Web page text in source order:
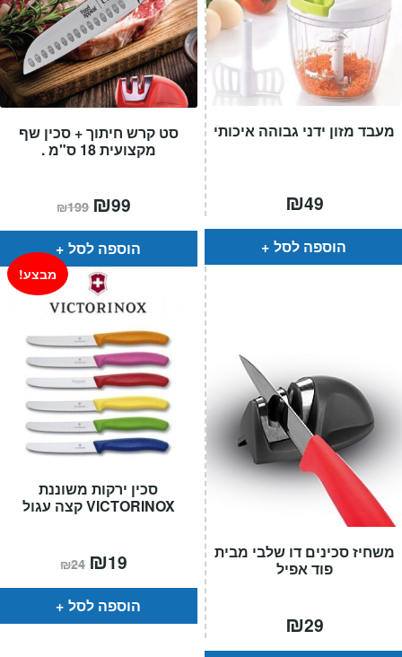
סט קרש חיתוך + סכין שף
מקצועית 18 ס"מ .
₪199 המחיר
המקורי
היה:
₪199.
₪99
הוא:
הוספה לסל
מעבד מזון ידני גבוהה איכותי
₪49
הוספה לסל
סכין ירקות משוננת
VICTORINOX קצה עגול
מבצע!
₪24 המחיר
המקורי
היה:
₪24.
₪19
הוא:
הוספה לסל
משחיז סכינים דו שלבי מבית
פוד אפיל
₪29